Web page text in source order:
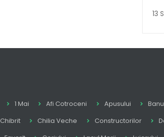
13
1 Mai Afi Cotroceni Apusului
Chibrit Chilia Veche Constructorilor